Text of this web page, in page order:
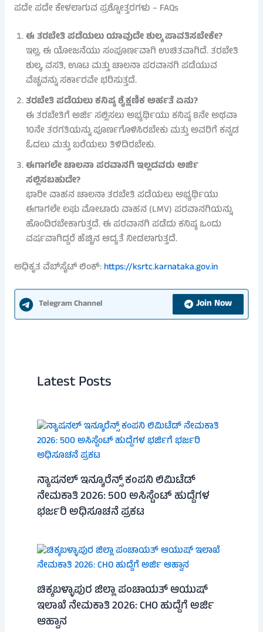
ಪದೇ ಪದೇ ಕೇಳಲಾಗುವ ಪ್ರಶ್ನೋತ್ತರಗಳು – FAQs
ಈ ತರಬೇತಿ ಪಡೆಯಲು ಯಾವುದೇ ಶುಲ್ಕ ಪಾವತಿಸಬೇಕೇ?
ಇಲ್ಲ, ಈ ಯೋಜನೆಯು ಸಂಪೂರ್ಣವಾಗಿ ಉಚಿತವಾಗಿದೆ. ತರಬೇತಿ
ಶುಲ್ಕ, ವಸತಿ, ಊಟ ಮತ್ತು ಚಾಲನಾ ಪರವಾನಗಿ ಪಡೆಯುವ
ವೆಚ್ಚವನ್ನು ಸರ್ಕಾರವೇ ಭರಿಸುತ್ತದೆ.
ತರಬೇತಿ ಪಡೆಯಲು ಕನಿಷ್ಠ ಶೈಕ್ಷಣಿಕ ಅರ್ಹತೆ ಏನು?
ಈ ತರಬೇತಿಗೆ ಅರ್ಜಿ ಸಲ್ಲಿಸಲು ಅಭ್ಯರ್ಥಿಯು ಕನಿಷ್ಠ 8ನೇ ಅಥವಾ
10ನೇ ತರಗತಿಯನ್ನು ಪೂರ್ಣಗೊಳಿಸಿರಬೇಕು ಮತ್ತು ಅವರಿಗೆ ಕನ್ನಡ
ಓದಲು ಮತ್ತು ಬರೆಯಲು ತಿಳಿದಿರಬೇಕು.
ಈಗಾಗಲೇ ಚಾಲನಾ ಪರವಾನಗಿ ಇಲ್ಲದವರು ಅರ್ಜಿ
ಸಲ್ಲಿಸಬಹುದೇ?
ಭಾರೀ ವಾಹನ ಚಾಲನಾ ತರಬೇತಿ ಪಡೆಯಲು ಅಭ್ಯರ್ಥಿಯು
ಈಗಾಗಲೇ ಲಘು ಮೋಟಾರು ವಾಹನ (LMV) ಪರವಾನಗಿಯನ್ನು
ಹೊಂದಿರಬೇಕಾಗುತ್ತದೆ. ಈ ಪರವಾನಗಿ ಪಡೆದು ಕನಿಷ್ಠ ಒಂದು
ವರ್ಷವಾಗಿದ್ದರೆ ಹೆಚ್ಚಿನ ಆದ್ಯತೆ ನೀಡಲಾಗುತ್ತದೆ.
ಅಧಿಕೃತ ವೆಬ್‌ಸೈಟ್ ಲಿಂಕ್:https://ksrtc.karnataka.gov.in
Telegram Channel Join Now
Latest Posts
ನ್ಯಾಷನಲ್ ಇನ್ಶೂರೆನ್ಸ್ ಕಂಪನಿ ಲಿಮಿಟೆಡ್
ನೇಮಕಾತಿ 2026: 500 ಅಸಿಸ್ಟೆಂಟ್ ಹುದ್ದೆಗಳ
ಭರ್ಜರಿ ಅಧಿಸೂಚನೆ ಪ್ರಕಟ
ಚಿಕ್ಕಬಳ್ಳಾಪುರ ಜಿಲ್ಲಾ ಪಂಚಾಯತ್ ಆಯುಷ್
ಇಲಾಖೆ ನೇಮಕಾತಿ 2026: CHO ಹುದ್ದೆಗೆ ಅರ್ಜಿ
ಆಹ್ವಾನ